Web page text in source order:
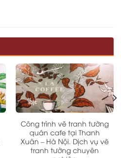
Công trình vẽ tranh tường
quán cafe tại Thanh
Xuân – Hà Nội. Dịch vụ vẽ
tranh tường chuyên